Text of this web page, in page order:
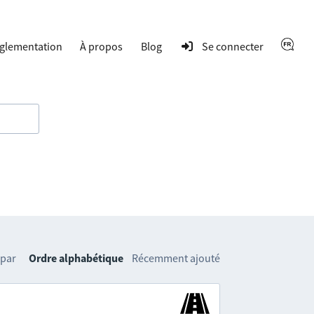
À propos Blog Se connecter
Ordre alphabétique Récemment ajouté